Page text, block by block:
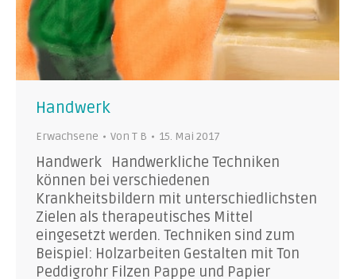
Handwerk
Erwachsene Von T B 15. Mai 2017
Handwerk Handwerkliche Techniken
können bei verschiedenen
Krankheitsbildern mit unterschiedlichsten
Zielen als therapeutisches Mittel
eingesetzt werden. Techniken sind zum
Beispiel: Holzarbeiten Gestalten mit Ton
Peddigrohr Filzen Pappe und Papier